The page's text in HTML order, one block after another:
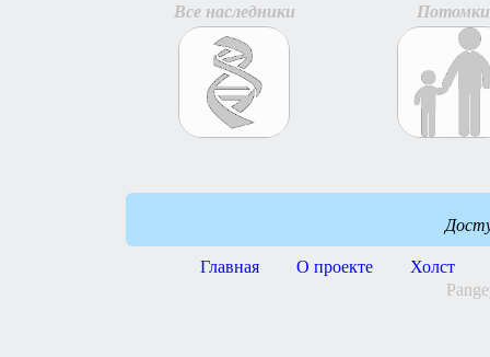
Все наследники Потомки
Главная О проекте
Холст